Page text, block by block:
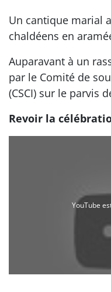
Un cantique marial
chaldéens en
Auparavant à un
par le Comité de
(CSCI) sur le parvis
Revoir la
YouTube